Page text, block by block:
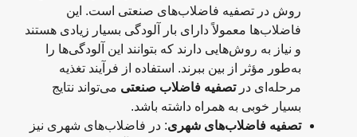
روش در تصفیه فاضلاب‌های صنعتی است. این
فاضلاب‌ها معمولاً دارای بار آلودگی بسیار زیادی هستند
و نیاز به روش‌هایی دارند که بتوانند این آلودگی‌ها را
به‌طور مؤثر از بین ببرند. استفاده از فرآیند تغذیه
مرحله‌ای در تصفیه فاضلاب صنعتی می‌تواند نتایج
بسیار خوبی به همراه داشته باشد.
تصفیه فاضلاب‌های شهری: در فاضلاب‌های شهری نیز